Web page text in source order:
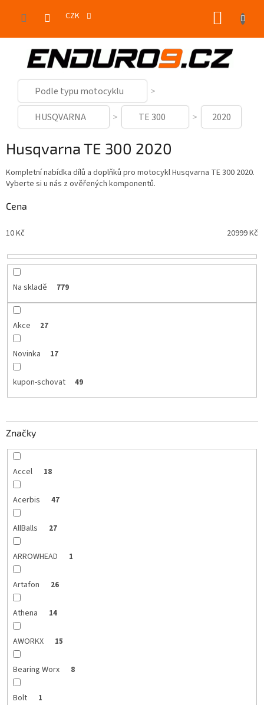
CZK
Podle typu motocyklu
HUSQVARNA
TE 300 2020
Husqvarna TE 300 2020
Kompletní nabídka dílů a doplňků pro motocykl Husqvarna TE 300 2020.
Vyberte si u nás z ověřených komponentů.
Cena
10Kč 20999Kč
Na skladě 779
Akce 27
Novinka 17
kupon-schovat 49
Značky
Accel 18
Acerbis 47
AllBalls 27
ARROWHEAD 1
Artafon 26
Athena 14
AWORKX 15
Bearing Worx 8
Bolt 1